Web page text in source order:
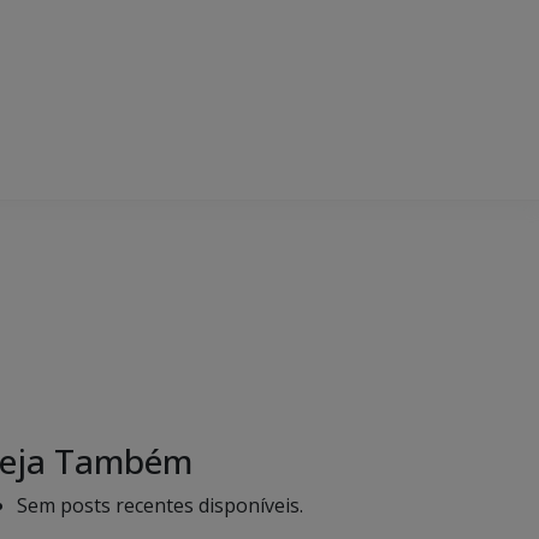
Também
Sem posts recentes disponíveis.